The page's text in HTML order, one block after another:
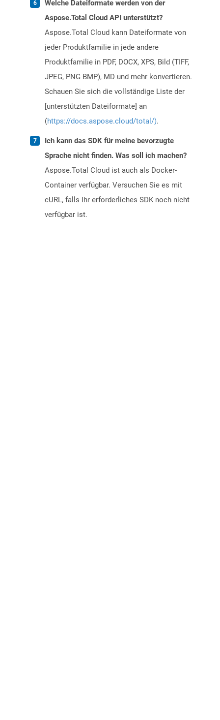
Welche Dateiformate werden von der
Aspose.Total Cloud API unterstützt?
Aspose.Total Cloud kann Dateiformate von
jeder Produktfamilie in jede andere
Produktfamilie in PDF, DOCX, XPS, Bild (TIFF,
JPEG, PNG BMP), MD und mehr konvertieren.
Schauen Sie sich die vollständige Liste der
[unterstützten Dateiformate] an
(https://docs.aspose.cloud/total/).
Ich kann das SDK für meine bevorzugte
Sprache nicht finden. Was soll ich machen?
Aspose.Total Cloud ist auch als Docker-
Container verfügbar. Versuchen Sie es mit
cURL, falls Ihr erforderliches SDK noch nicht
verfügbar ist.